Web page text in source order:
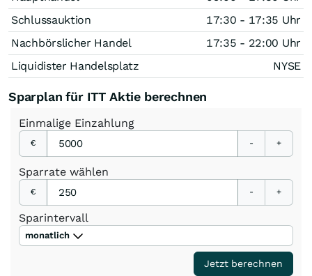
Schlussauktion
17:30 - 17:35 Uhr
Nachbörslicher Handel
17:35 - 22:00 Uhr
Liquidister Handelsplatz
NYSE
Sparplan für ITT Aktie berechnen
Einmalige Einzahlung
€ - +
Sparrate wählen
€ - +
Sparintervall
monatlich
Jetzt berechnen